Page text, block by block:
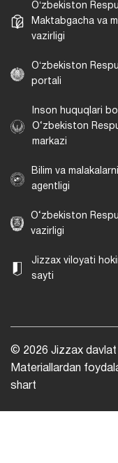
Oʻzbekiston
Maktabgacha va
vazirligi
Oʻzbekiston
portali
Inson huquqlari
O‘zbekiston
markazi
Bilim va
agentligi
O‘zbekiston
vazirligi
Jizzax viloyati
sayti
© 2026 Jizzax davlat
Materiallardan
shart